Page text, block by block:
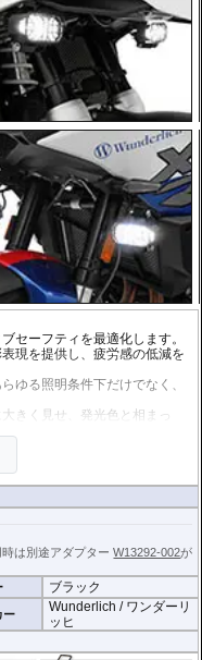
セーフティを最適化します。
現を提供し、疲労感の低減を
ゆる照明条件下だけでなく、
きく見せ、発光色と相まっ
放置 浸水なし)
時は別途アダプターW13292-002が
ブラック
ー
Wunderlich / ワンダーリ
ッヒ